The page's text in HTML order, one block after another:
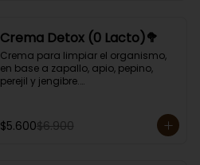
Crema Detox (0 Lacto)🥦
Crema para limpiar el organismo,
en base a zapallo, apio, pepino,
perejil y jengibre.
de 400 grs.
$5.600$6.900